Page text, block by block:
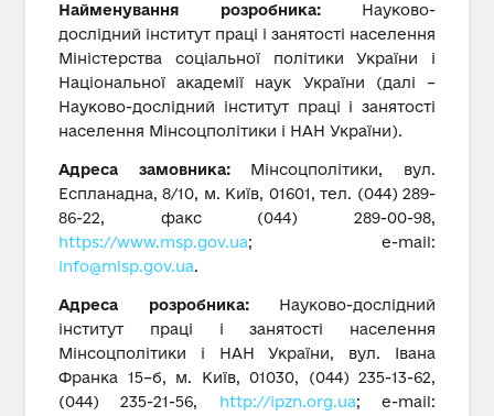
Найменування розробника: Науково-
дослідний інститут праці і занятості населення
Міністерства соціальної політики України і
Національної академії наук України (далі –
Науково-дослідний інститут праці і занятості
населення Мінсоцполітики і НАН України).
Адреса замовника:Мінсоцполітики, вул.
Еспланадна, 8/10, м. Київ, 01601, тел. (044) 289-
86-22, факс (044) 289-00-98,
https://www.msp.gov.ua; е-mail:
info@mlsp.gov.ua.
Адреса розробника: Науково-дослідний
інститут праці і занятості населення
Мінсоцполітики і НАН України, вул. Івана
Франка 15–б, м. Київ, 01030, (044) 235-13-62,
(044) 235-21-56, http://ipzn.org.ua; е-mail: